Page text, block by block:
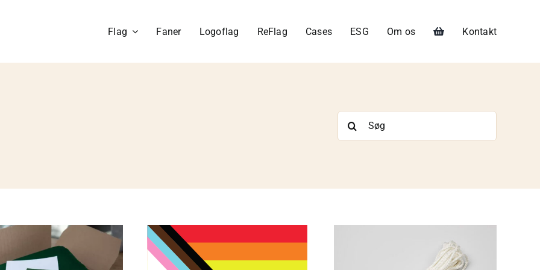
Flag Faner Logoflag ReFlag Cases ESG Om os Kontakt
efter: